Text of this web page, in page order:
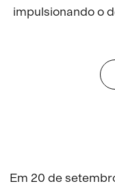
impulsionando o
Em 20 de